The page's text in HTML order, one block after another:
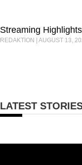
Streaming Highlights
REDAKTION AUGUST 13,
LATEST